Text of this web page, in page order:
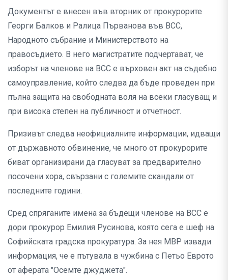
Документът е внесен във вторник от прокурорите
Георги Балков и Ралица Първанова във ВСС,
Народното събрание и Министерството на
правосъдието. В него магистратите подчертават, че
изборът на членове на ВСС е върховен акт на съдебно
самоуправление, който следва да бъде проведен при
пълна защита на свободната воля на всеки гласуващ и
при висока степен на публичност и отчетност.
Призивът следва неофициалните информации, идващи
от държавното обвинение, че много от прокурорите
биват организирани да гласуват за предварително
посочени хора, свързани с големите скандали от
последните години.
Сред спряганите имена за бъдещи членове на ВСС е
дори прокурор Емилия Русинова, която сега е шеф на
Софийската градска прокуратура. За нея МВР извади
информация, че е пътувала в чужбина с Петьо Еврото
от аферата "Осемте джуджета".